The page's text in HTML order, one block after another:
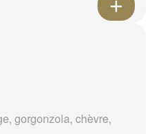
gorgonzola, chèvre,